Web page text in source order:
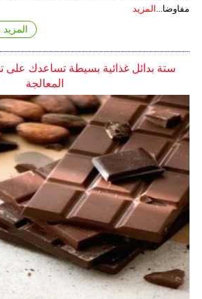
مفاوضا... المزيد
ستة بدائل غذائية بسيطة تساعدك على
المعالجة